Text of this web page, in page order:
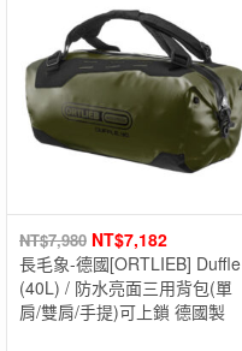
NT$7,980 NT$7,182
長毛象-德國[ORTLIEB] Duffle
(40L) / 防水亮面三用背包(單
肩/雙肩/手提)可上鎖 德國製